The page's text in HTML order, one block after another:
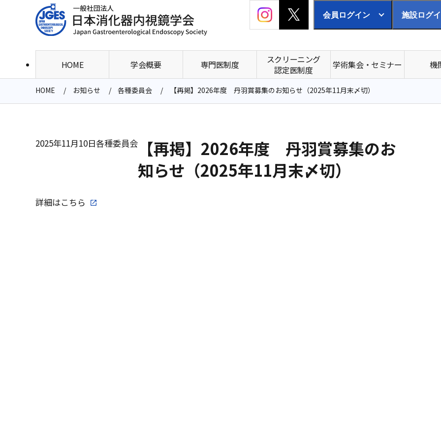
会員ログイン 施設ログ
HOME 学会概要 専門医制度
スクリーニング
認定医制度
学術集会・セミナー 機
HOME お知らせ 各種委員会 【再掲】2026年度 丹羽賞募集のお知らせ（2025年11月末〆切）
2025年11月10日各種委員会
【再掲】2026年度 丹羽賞募集のお
知らせ（2025年11月末〆切）
詳細はこちら